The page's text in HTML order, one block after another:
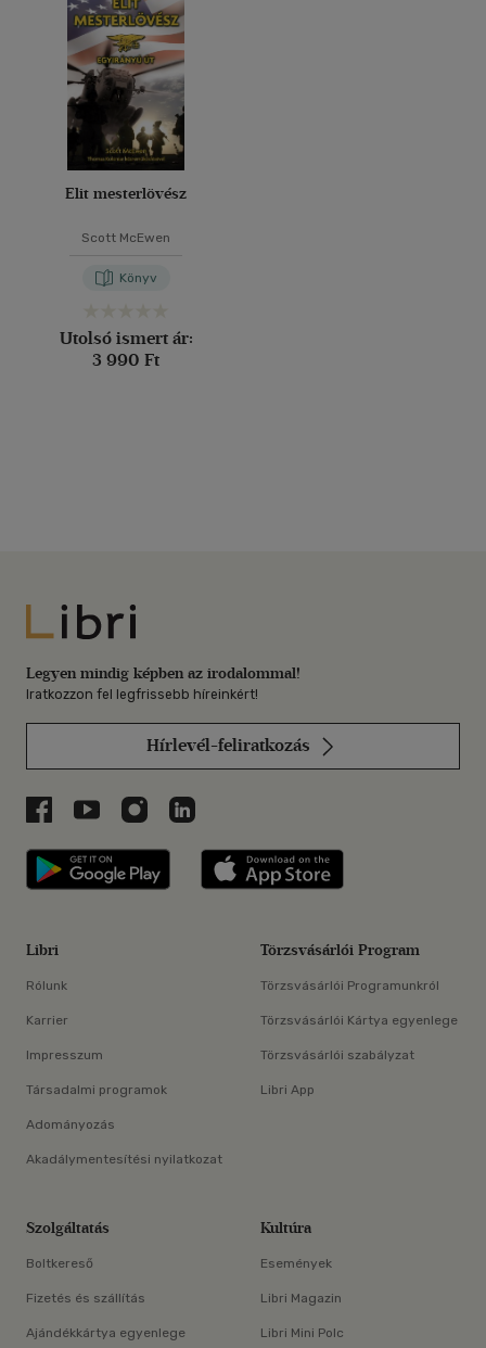
Elit mesterlövész
Scott McEwen
Könyv
Utolsó ismert ár:
3 990 Ft
Libri
Legyen mindig képben az irodalommal!
Iratkozzon fel legfrissebb híreinkért!
Hírlevél-feliratkozás
Libri a Facebookon
Libri a Youtube-on
Libri az Instagramon
Libri a LinkedInen
Libri applikáció Szerezd meg: Google
Libri
Rólunk
Karrier
Impresszum
Társadalmi programok
Adományozás
Akadálymentesítési nyilatkozat
Törzsvásárlói Program
Törzsvásárlói Programunkról
Törzsvásárlói Kártya egyenlege
Törzsvásárlói szabályzat
Libri App
Szolgáltatás
Boltkereső
Fizetés és szállítás
Ajándékkártya egyenlege
Kultúra
Események
Libri Magazin
Libri Mini Polc